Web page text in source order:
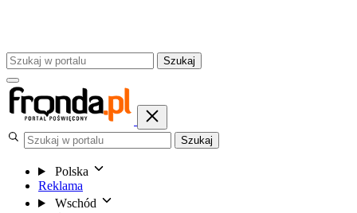
Szukaj
Szukaj
Polska
Reklama
Wschód